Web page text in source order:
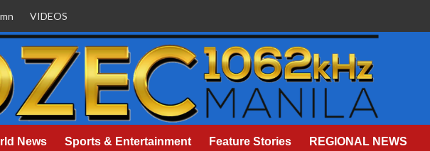
VIDEOS
News Sports & Entertainment Feature Stories REGIONAL NEWS